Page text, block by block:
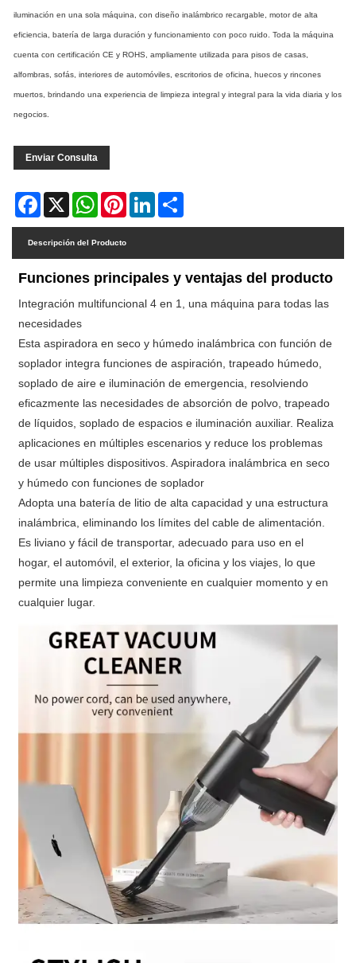
iluminación en una sola máquina, con diseño inalámbrico recargable, motor de alta
eficiencia, batería de larga duración y funcionamiento con poco ruido. Toda la máquina
cuenta con certificación CE y ROHS, ampliamente utilizada para pisos de casas,
alfombras, sofás, interiores de automóviles, escritorios de oficina, huecos y rincones
muertos, brindando una experiencia de limpieza integral y integral para la vida diaria y los
negocios.
Enviar Consulta
Facebook WhatsAppPinterest LinkedIn
Descripción del Producto
Funciones principales y ventajas del producto
Integración multifuncional 4 en 1, una máquina para todas las
necesidades
Esta aspiradora en seco y húmedo inalámbrica con función de
soplador integra funciones de aspiración, trapeado húmedo,
soplado de aire e iluminación de emergencia, resolviendo
eficazmente las necesidades de absorción de polvo, trapeado
de líquidos, soplado de espacios e iluminación auxiliar. Realiza
aplicaciones en múltiples escenarios y reduce los problemas
de usar múltiples dispositivos. Aspiradora inalámbrica en seco
y húmedo con funciones de soplador
Adopta una batería de litio de alta capacidad y una estructura
inalámbrica, eliminando los límites del cable de alimentación.
Es liviano y fácil de transportar, adecuado para uso en el
hogar, el automóvil, el exterior, la oficina y los viajes, lo que
permite una limpieza conveniente en cualquier momento y en
cualquier lugar.